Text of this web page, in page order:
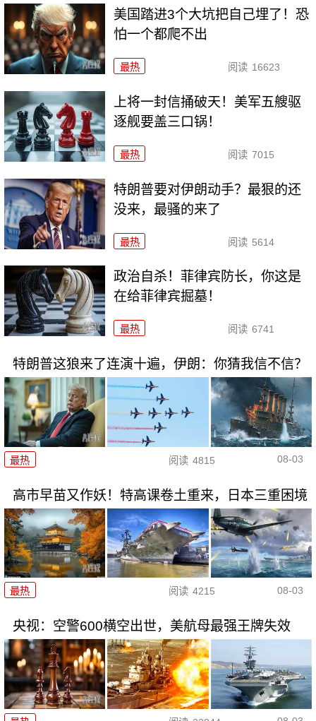
美国踏进3个大坑把自己埋了！恐
怕一个都爬不出
最热 阅读 16623
上将一封信捅破天！美军五艘驱
逐舰要盖三口锅！
最热 阅读 7015
特朗普要对伊朗动手？最狠的还
没来，最骚的来了
最热 阅读 5614
政治自杀！菲律宾防长，你这是
在给菲律宾掘墓！
最热 阅读 6741
特朗普这狼来了连演十遍，伊朗：你猜我信不信？
最热 阅读 4815 08-03
高市早苗又作妖！特高课卷土重来，日本三重困境
最热 阅读 4215 08-03
央视：空警600横空出世，美航母最强王牌失效